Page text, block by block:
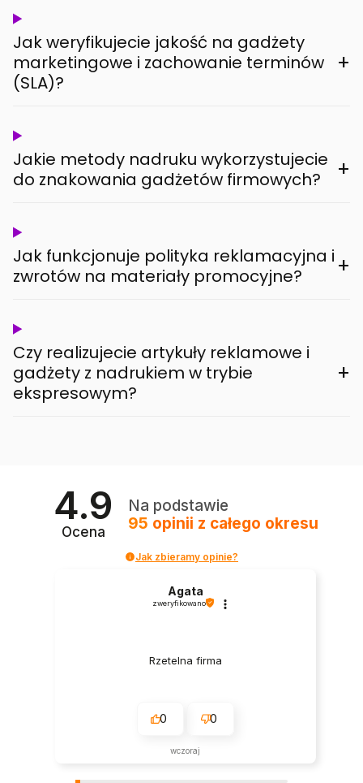
Jak weryfikujecie jakość na gadżety
marketingowe i zachowanie terminów
(SLA)?
+
Jakie metody nadruku wykorzystujecie
do znakowania gadżetów firmowych?
+
Jak funkcjonuje polityka reklamacyjna i
zwrotów na materiały promocyjne?
+
Czy realizujecie artykuły reklamowe i
gadżety z nadrukiem w trybie
ekspresowym?
+
4.9
Ocena
Na podstawie
95 opinii z całego okresu
Jak zbieramy opinie?
Agata
zweryfikowano
Rzetelna firma
0 0
wczoraj